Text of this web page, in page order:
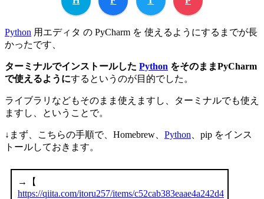
Python 用エディタ の PyCharm を 使えるようにするまでが長
かったです、
ターミナルでインストールした Python をそのままPyCharm
で使えるようにするというのが目的でした。
ライブラリなどもそのまま使えますし、ターミナルでも使え
ますし、ということで。
↓まず、こちらの手順で、Homebrew、 Python 、pip をインス
トールしておきます。